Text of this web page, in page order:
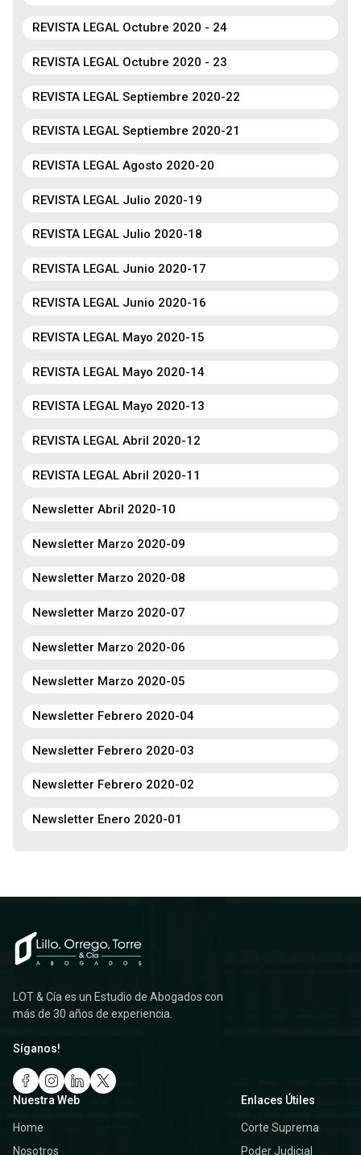
REVISTA LEGAL Octubre 2020 - 24
REVISTA LEGAL Octubre 2020 - 23
REVISTA LEGAL Septiembre 2020-22
REVISTA LEGAL Septiembre 2020-21
REVISTA LEGAL Agosto 2020-20
REVISTA LEGAL Julio 2020-19
REVISTA LEGAL Julio 2020-18
REVISTA LEGAL Junio 2020-17
REVISTA LEGAL Junio 2020-16
REVISTA LEGAL Mayo 2020-15
REVISTA LEGAL Mayo 2020-14
REVISTA LEGAL Mayo 2020-13
REVISTA LEGAL Abril 2020-12
REVISTA LEGAL Abril 2020-11
Newsletter Abril 2020-10
Newsletter Marzo 2020-09
Newsletter Marzo 2020-08
Newsletter Marzo 2020-07
Newsletter Marzo 2020-06
Newsletter Marzo 2020-05
Newsletter Febrero 2020-04
Newsletter Febrero 2020-03
Newsletter Febrero 2020-02
Newsletter Enero 2020-01
LOT & Cía es un Estudio de Abogados con
más de 30 años de experiencia.
Síganos!
Nuestra Web
Home
Nosotros
Enlaces Útiles
Corte Suprema
Poder Judicial